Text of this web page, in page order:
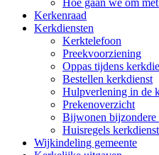
Kerkenraad
Kerkdiensten
Kerktelefoon
Preekvoorziening
Oppas tijdens
Bestellen kerkdienst
Hulpverlening in de
Prekenoverzicht
Bijwonen bijzondere
Huisregels
Wijkindeling gemeente